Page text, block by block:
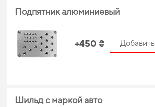
Подпятник алюминиевый
+450 ₴ Добавить
Шильд с маркой авто